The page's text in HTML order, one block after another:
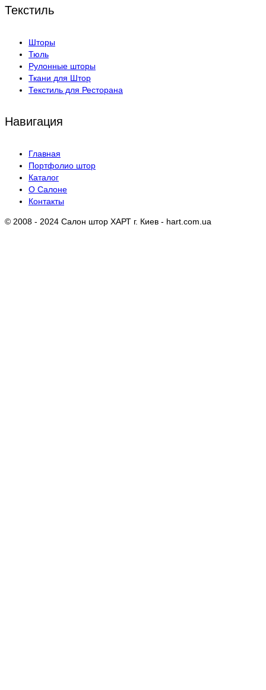
Текстиль
Шторы
Тюль
Рулонные шторы
Ткани для Штор
Текстиль для Ресторана
Навигация
Главная
Портфолио штор
Каталог
О Салоне
Контакты
© 2008 - 2024 Салон штор ХАРТ г. Киев - hart.com.ua